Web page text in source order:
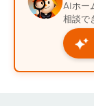
AIホー
相談で